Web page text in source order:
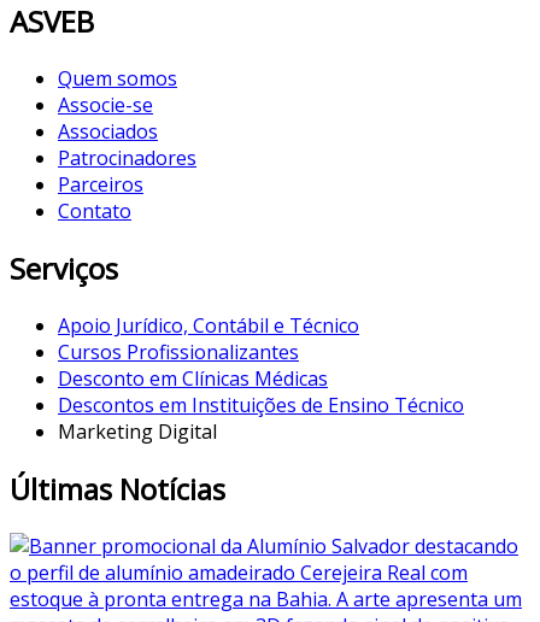
ASVEB
Quem somos
Associe-se
Associados
Patrocinadores
Parceiros
Contato
Serviços
Apoio Jurídico, Contábil e Técnico
Cursos Profissionalizantes
Desconto em Clínicas Médicas
Descontos em Instituições de Ensino Técnico
Marketing Digital
Últimas Notícias